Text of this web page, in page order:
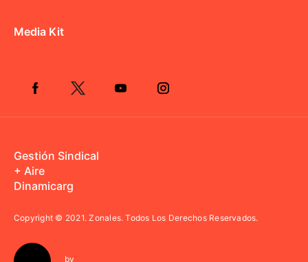
Media Kit
Gestión Sindical
+ Aire
Dinamicarg
Copyright © 2021.Zonales. Todos Los Derechos Reservados.
by